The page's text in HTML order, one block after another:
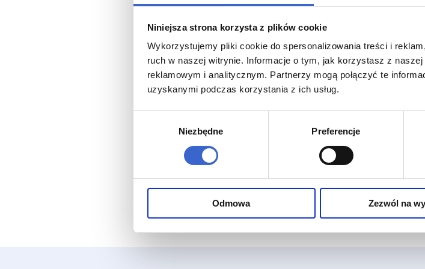
Niniejsza strona korzysta z plików cookie
Wykorzystujemy pliki cookie do spersonalizowania treści i
ruch w naszej witrynie. Informacje o tym, jak korzystasz z
reklamowym i analitycznym. Partnerzy mogą połączyć te
uzyskanymi podczas korzystania z ich usług.
Niezbędne Preferencje
Odmowa Zezwól na
4 amp.-